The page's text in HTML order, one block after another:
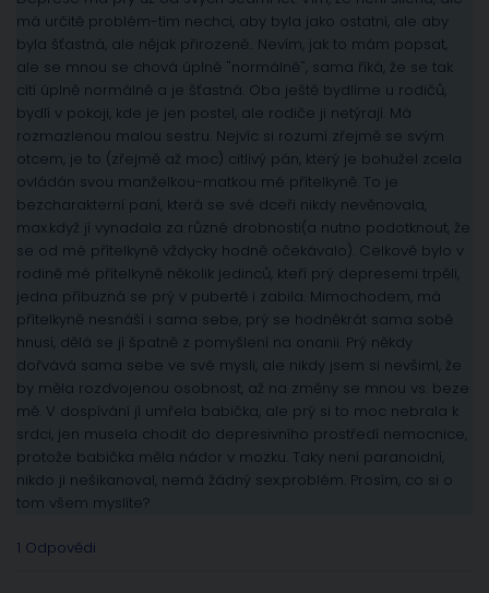
má určitě problém-tím nechci, aby byla jako ostatní, ale aby
byla šťastná, ale nějak přirozeně.. Nevím, jak to mám popsat,
ale se mnou se chová úplně "normálně", sama říká, že se tak
cítí úplně normálně a je šťastná. Oba ještě bydlíme u rodičů,
bydlí v pokoji, kde je jen postel, ale rodiče ji netýrají. Má
rozmazlenou malou sestru. Nejvíc si rozumí zřejmě se svým
otcem, je to (zřejmě až moc) citlivý pán, který je bohužel zcela
ovládán svou manželkou-matkou mé přítelkyně. To je
bezcharakterní paní, která se své dceři nikdy nevěnovala,
max.když jí vynadala za různé drobnosti(a nutno podotknout, že
se od mé přítelkyně vždycky hodně očekávalo). Celkově bylo v
rodině mé přítelkyně několik jedinců, kteří prý depresemi trpěli,
jedna příbuzná se prý v pubertě i zabila. Mimochodem, má
přítelkyně nesnáší i sama sebe, prý se hodněkrát sama sobě
hnusí, dělá se jí špatně z pomyšlení na onanii. Prý někdy
dořvává sama sebe ve své mysli, ale nikdy jsem si nevšiml, že
by měla rozdvojenou osobnost, až na změny se mnou vs. beze
mě. V dospívání jí umřela babička, ale prý si to moc nebrala k
srdci, jen musela chodit do depresivního prostředí nemocnice,
protože babička měla nádor v mozku. Taky není paranoidní,
nikdo ji nešikanoval, nemá žádný sex.problém. Prosím, co si o
tom všem myslíte?
1 Odpovědi